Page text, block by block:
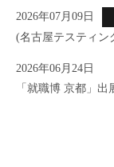
2026年07月09日
(名古屋テスティン
2026年06月24日
「就職博 京都」出